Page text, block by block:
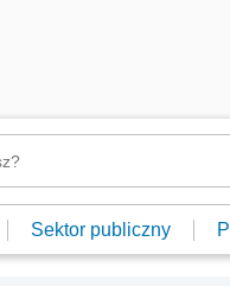
Sektor publiczny